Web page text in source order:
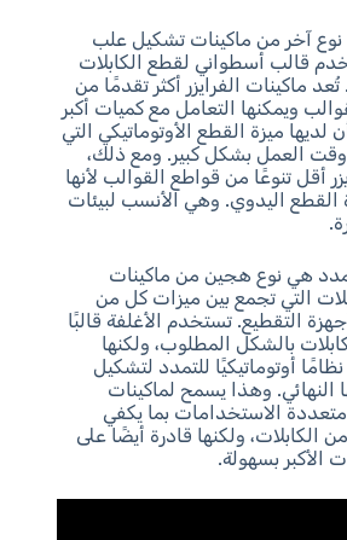
نوع آخر من ماكينات تشكيل علب
قالب أسطواني لقطع الكابلات
ماكينات الفرايزر أكثر تقدمًا من
ويمكنها التعامل مع كميات أكبر
لديها ميزة القطع الأوتوماتيكي التي
العمل بشكل كبير. ومع ذلك،
أقل تنوعًا من قواطع القوالب لأنها
القطع اليدوي. وهي الأنسب لبيئات
هي نوع هجين من ماكينات
التي تجمع بين ميزات كل من
التقطيع. تستخدم الأغلفة قالبًا
بالشكل المطلوب، ولكنها
أوتوماتيكيًا للتمدد لتشكيل
النهائي. وهذا يسمح لماكينات
متعددة الاستخدامات بما يكفي
الكابلات، ولكنها قادرة أيضًا على
الأكبر بسهولة.